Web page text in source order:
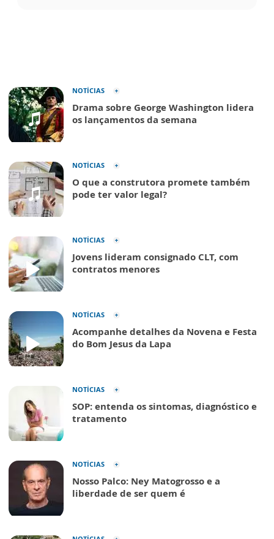
NOTÍCIAS
Drama sobre George Washington lidera
os lançamentos da semana
NOTÍCIAS
O que a construtora promete também
pode ter valor legal?
NOTÍCIAS
Jovens lideram consignado CLT, com
contratos menores
NOTÍCIAS
Acompanhe detalhes da Novena e Festa
do Bom Jesus da Lapa
NOTÍCIAS
SOP: entenda os sintomas, diagnóstico e
tratamento
NOTÍCIAS
Nosso Palco: Ney Matogrosso e a
liberdade de ser quem é